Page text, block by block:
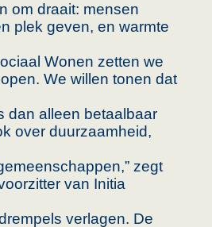
om draait: mensen
plek geven, en warmte
Wonen zetten we
We willen tonen dat
dan alleen betaalbaar
over duurzaamheid,
zegt
van Initia
verlagen. De